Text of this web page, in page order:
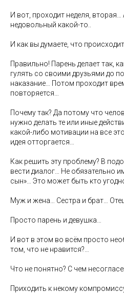
И вот, проходит неделя,
недовольный какой-то..
И как вы думаете, что
Правильно! Парень делает так,
гулять со своими друзьями до
наказание… Потом проходит
повторяется…
Почему так? Да потому что
нужно делать те или иные
какой-либо мотивации на все
идея отторгается…
Как решить эту проблему? В
вести диалог… Не обязательно
сын»… Это может быть кто
Муж и жена… Сестра и брат… Отец
Просто парень и девушка…
И вот в этом во всём просто
том, что не нравится?…
Что не понятно? С чем
Приходить к некому